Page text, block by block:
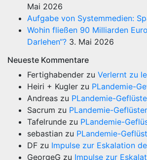
Mai 2026
Aufgabe von Systemmedien:
Wohin fließen 90 Milliarden
Darlehen“? 3. Mai 2026
Neueste Kommentare
Fertighabender zu Verlernt zu
Heiri + Kugler zu PLandemie-
Andreas zu PLandemie-
Sacrum zu PLandemie-Geflüster
Tafelrunde zu PLandemie-
sebastian zu PLandemie-
DF zu Impulse zur Eskalation
GeorgeG zu Impulse zur